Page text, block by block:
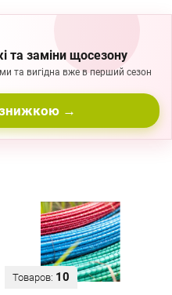
та заміни щосезону
та вигідна вже в перший сезон
знижкою →
Товаров: 10